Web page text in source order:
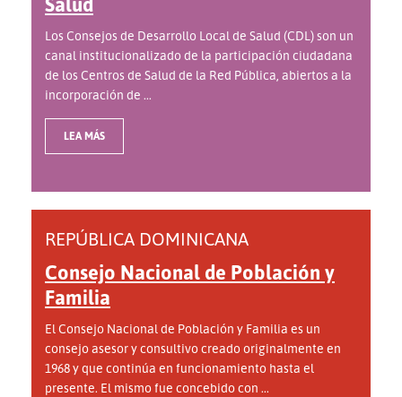
Los Consejos de Desarrollo Local de Salud (CDL) son un
canal institucionalizado de la participación ciudadana
de los Centros de Salud de la Red Pública, abiertos a la
incorporación de ...
LEA MÁS
REPÚBLICA DOMINICANA
Consejo Nacional de Población y
Familia
El Consejo Nacional de Población y Familia es un
consejo asesor y consultivo creado originalmente en
1968 y que continúa en funcionamiento hasta el
presente. El mismo fue concebido con ...